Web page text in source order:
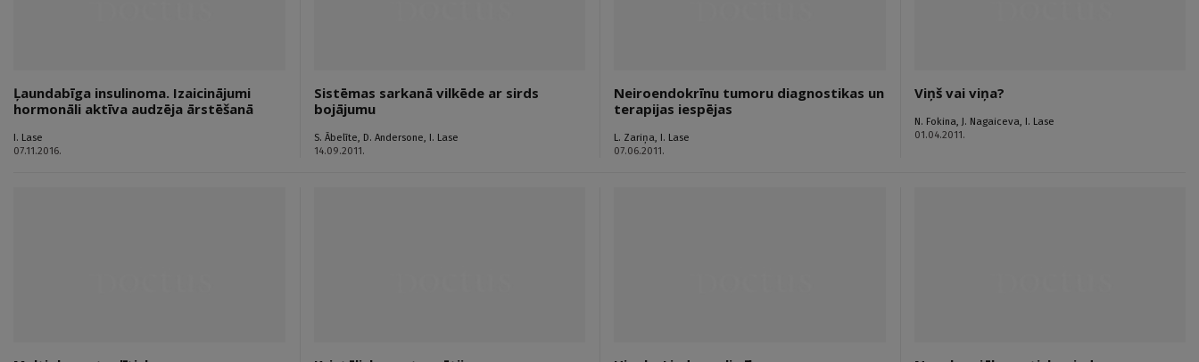
Ļaundabīga insulinoma. Izaicinājumi
hormonāli aktīva audzēja ārstēšanā
I. Lase
07.11.2016.
Sistēmas sarkanā vilkēde ar sirds
bojājumu
S. Ābelīte, D. Andersone, I. Lase
14.09.2011.
Neiroendokrīnu tumoru diagnostikas un
terapijas iespējas
L. Zariņa, I. Lase
07.06.2011.
Viņš vai viņa?
N. Fokina, J. Nagaiceva, I. Lase
01.04.2011.